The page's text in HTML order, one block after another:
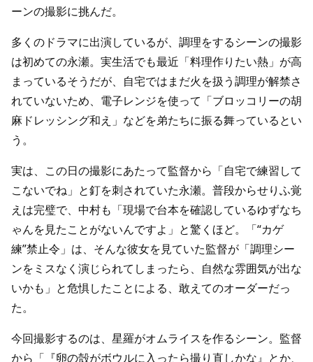
ーンの撮影に挑んだ。
多くのドラマに出演しているが、調理をするシーンの撮影
は初めての永瀬。実生活でも最近「料理作りたい熱」が高
まっているそうだが、自宅ではまだ火を扱う調理が解禁さ
れていないため、電子レンジを使って「ブロッコリーの胡
麻ドレッシング和え」などを弟たちに振る舞っているとい
う。
実は、この日の撮影にあたって監督から「自宅で練習して
こないでね」と釘を刺されていた永瀬。普段からせりふ覚
えは完璧で、中村も「現場で台本を確認しているゆずなち
ゃんを見たことがないんですよ」と驚くほど。「“カゲ
練”禁止令」は、そんな彼女を見ていた監督が「調理シー
ンをミスなく演じられてしまったら、自然な雰囲気が出な
いかも」と危惧したことによる、敢えてのオーダーだっ
た。
今回撮影するのは、星羅がオムライスを作るシーン。監督
から「『卵の殻がボウルに入ったら撮り直しかな』とか、